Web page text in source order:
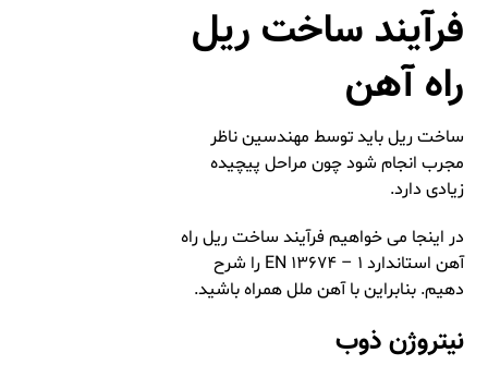
فرآیند ساخت ریل
راه آهن
ساخت ریل باید توسط مهندسین ناظر
مجرب انجام شود چون مراحل پیچیده
زیادی دارد.
در اینجا می خواهیم فرآیند ساخت ریل راه
آهن استاندارد EN ۱۳۶۷۴ – ۱ را شرح
دهیم. بنابراین با آهن ملل همراه باشید.
نیتروژن ذوب